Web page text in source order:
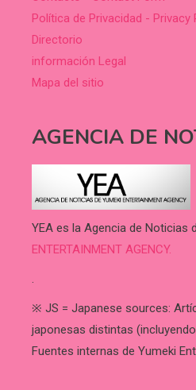
Política de Privacidad - Privacy
Directorio
información Legal
Mapa del sitio
AGENCIA DE
YEA es la Agencia de Noticias
ENTERTAINMENT AGENCY.
.
※ JS = Japanese sources:
japonesas distintas
Fuentes internas de Yumeki